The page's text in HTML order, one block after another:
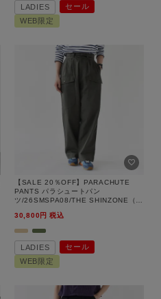
LADIES
セール
WEB限定
【SALE 20％OFF】PARACHUTE
PANTS パラシュートパン
ツ/26SMSPA08/THE SHINZONE（シ
30,800
税込
LADIES
セール
WEB限定